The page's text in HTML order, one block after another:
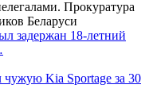
задержан 18-летний
Kia Sportage за 30